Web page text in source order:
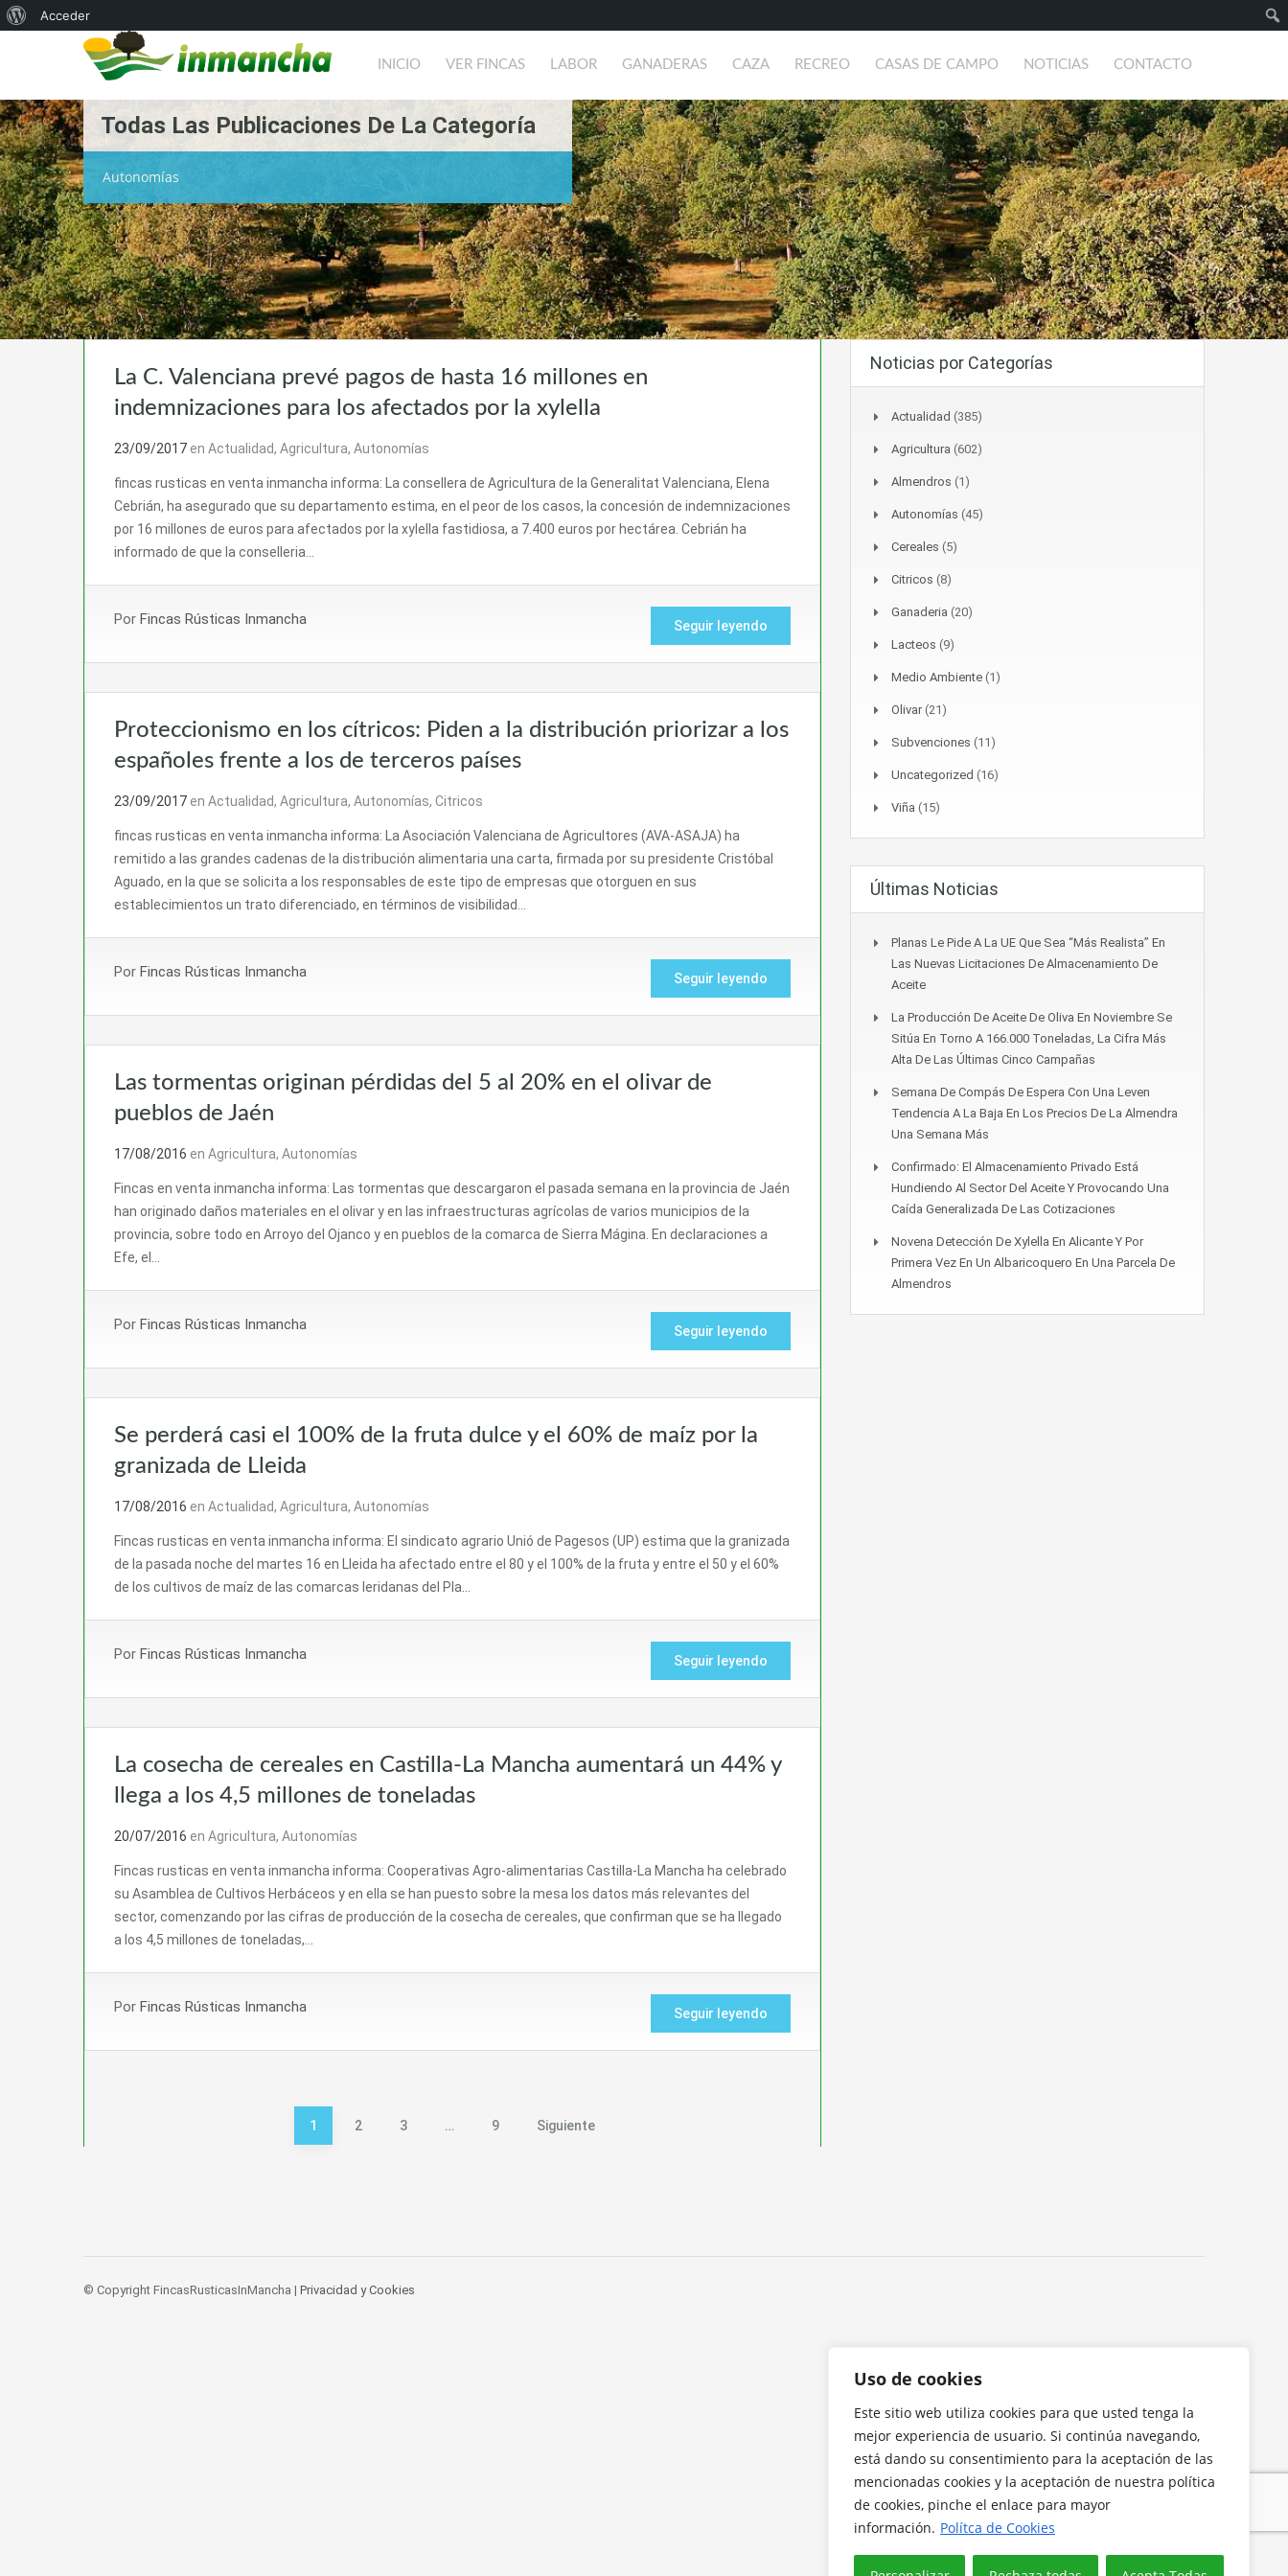
Uso de cookies
Este sitio web utiliza cookies para que usted tenga la
mejor experiencia de usuario. Si continúa navegando,
está dando su consentimiento para la aceptación de las
mencionadas cookies y la aceptación de nuestra política
de cookies, pinche el enlace para mayor
información. Polítca de Cookies
Acerca
Acceder
INICIO VER FINCAS LABOR GANADERAS CAZA RECREO CASAS DE CAMPO NOTICIAS CONTACTO
Todas Las Publicaciones De La Categoría
Autonomías
La C. Valenciana prevé pagos de hasta 16 millones en
indemnizaciones para los afectados por la xylella
23/09/2017 en Actualidad, Agricultura, Autonomías
fincas rusticas en venta inmancha informa: La consellera de Agricultura de la Generalitat Valenciana, Elena
Cebrián, ha asegurado que su departamento estima, en el peor de los casos, la concesión de indemnizaciones
por 16 millones de euros para afectados por la xylella fastidiosa, a 7.400 euros por hectárea. Cebrián ha
informado de que la conselleria…
Por Fincas Rústicas Inmancha Seguir leyendo
Proteccionismo en los cítricos: Piden a la distribución priorizar a los
españoles frente a los de terceros países
23/09/2017 en Actualidad, Agricultura, Autonomías, Citricos
fincas rusticas en venta inmancha informa: La Asociación Valenciana de Agricultores (AVA-ASAJA) ha
remitido a las grandes cadenas de la distribución alimentaria una carta, firmada por su presidente Cristóbal
Aguado, en la que se solicita a los responsables de este tipo de empresas que otorguen en sus
establecimientos un trato diferenciado, en términos de visibilidad…
Por Fincas Rústicas Inmancha Seguir leyendo
Las tormentas originan pérdidas del 5 al 20% en el olivar de
pueblos de Jaén
17/08/2016 en Agricultura, Autonomías
Fincas en venta inmancha informa: Las tormentas que descargaron el pasada semana en la provincia de Jaén
han originado daños materiales en el olivar y en las infraestructuras agrícolas de varios municipios de la
provincia, sobre todo en Arroyo del Ojanco y en pueblos de la comarca de Sierra Mágina. En declaraciones a
Efe, el…
Por Fincas Rústicas Inmancha Seguir leyendo
Se perderá casi el 100% de la fruta dulce y el 60% de maíz por la
granizada de Lleida
17/08/2016 en Actualidad, Agricultura, Autonomías
Fincas rusticas en venta inmancha informa: El sindicato agrario Unió de Pagesos (UP) estima que la granizada
de la pasada noche del martes 16 en Lleida ha afectado entre el 80 y el 100% de la fruta y entre el 50 y el 60%
de los cultivos de maíz de las comarcas leridanas del Pla…
Por Fincas Rústicas Inmancha Seguir leyendo
La cosecha de cereales en Castilla-La Mancha aumentará un 44% y
llega a los 4,5 millones de toneladas
20/07/2016 en Agricultura, Autonomías
Fincas rusticas en venta inmancha informa: Cooperativas Agro-alimentarias Castilla-La Mancha ha celebrado
su Asamblea de Cultivos Herbáceos y en ella se han puesto sobre la mesa los datos más relevantes del
sector, comenzando por las cifras de producción de la cosecha de cereales, que confirman que se ha llegado
a los 4,5 millones de toneladas,…
Por Fincas Rústicas Inmancha Seguir leyendo
1 2 3 … 9 Siguiente
Noticias por Categorías
Actualidad (385)
Agricultura (602)
Almendros (1)
Autonomías (45)
Cereales (5)
Citricos (8)
Ganaderia (20)
Lacteos (9)
Medio Ambiente (1)
Olivar(21)
Subvenciones (11)
Uncategorized (16)
Viña (15)
Últimas Noticias
Planas Le Pide A La UE Que Sea “más Realista” En
Las Nuevas Licitaciones De Almacenamiento De
Aceite
La Producción De Aceite De Oliva En Noviembre Se
Sitúa En Torno A 166.000 Toneladas, La Cifra Más
Alta De Las Últimas Cinco Campañas
Semana De Compás De Espera Con Una Leven
Tendencia A La Baja En Los Precios De La Almendra
Una Semana Más
Confirmado: El Almacenamiento Privado Está
Hundiendo Al Sector Del Aceite Y Provocando Una
Caída Generalizada De Las Cotizaciones
Novena Detección De Xylella En Alicante Y Por
Primera Vez En Un Albaricoquero En Una Parcela De
Almendros
© Copyright FincasRusticasInMancha | Privacidad y Cookies